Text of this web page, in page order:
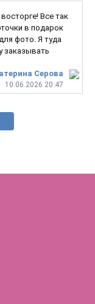
Серова
10.06.2026 20:47
Все так
в подарок
фото. Я туда
заказывать